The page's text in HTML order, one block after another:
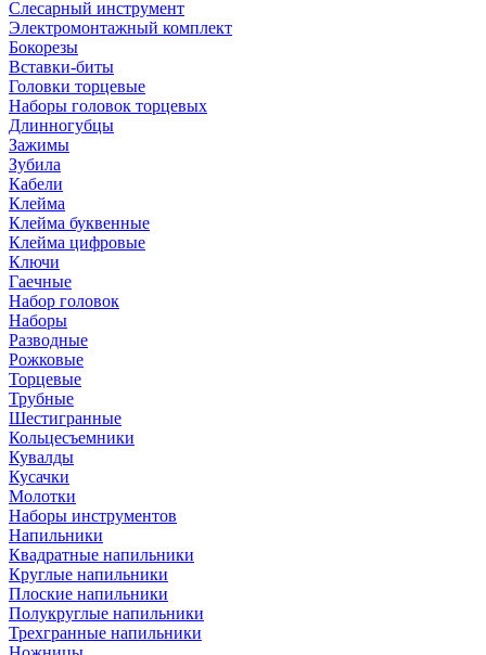
Слесарный инструмент
Электромонтажный комплект
Бокорезы
Вставки-биты
Головки торцевые
Наборы головок торцевых
Длинногубцы
Зажимы
Зубила
Кабели
Клейма
Клейма буквенные
Клейма цифровые
Ключи
Гаечные
Набор головок
Наборы
Разводные
Рожковые
Торцевые
Трубные
Шестигранные
Кольцесъемники
Кувалды
Кусачки
Молотки
Наборы инструментов
Напильники
Квадратные напильники
Круглые напильники
Плоские напильники
Полукруглые напильники
Трехгранные напильники